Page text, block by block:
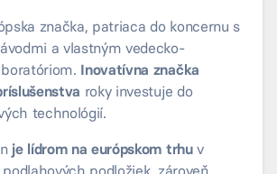
značka, patriaca do koncernu s
a vlastným vedecko-
Inovatívna značka
roky investuje do
technológií.
je lídrom na európskom trhuv
podložiek, zároveň